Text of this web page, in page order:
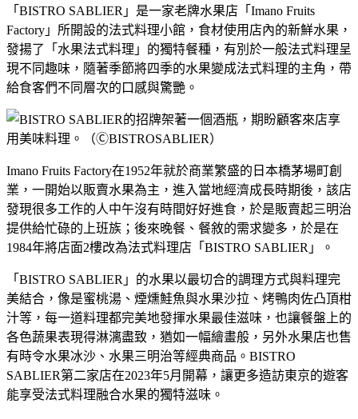
「BISTRO SABLIER」是一家老牌水果店「Imano Fruits
Factory」所開設的法式料理小館，食材使用店內的新鮮水果，
發揚了「水果法式料理」的獨特餐種，有別於一般法式料理呈
現不同趣味，隨著季節將四季的水果變成法式料理的主角，帶
給食客們不同層次的口感與驚艷。
Imano Fruits Factory在1952年就於商業繁盛的日本橋茅場町創
業，一開始以販賣水果為主，進入當地經濟成長時期後，該店
發現很多工作的人中午沒有時間好好進食，於是販賣起三明治
提供給忙碌的上班族；後來晚餐、餐敘的需求變多，於是在
1984年將店面2樓改為法式料理店「BISTRO SABLIER」。
「BISTRO SABLIER」的水果以最切合的調理方式與料理完
美結合，像是蜜桃湯、煙燻鮭魚與水果沙拉、烤鴨肉佐凸頂柑
汁等，每一道料理都完美地發揮水果最佳滋味，也讓餐盤上的
各色蔬果表現得淋漓盡致，猶如一幅繪畫般，另外水果店也售
有時令水果冰沙、水果三明治等經典商品。BISTRO
SABLIER第二家店在2023年5月開幕，讓更多造訪東京的遊客
能享受法式料理融合水果的獨特滋味。